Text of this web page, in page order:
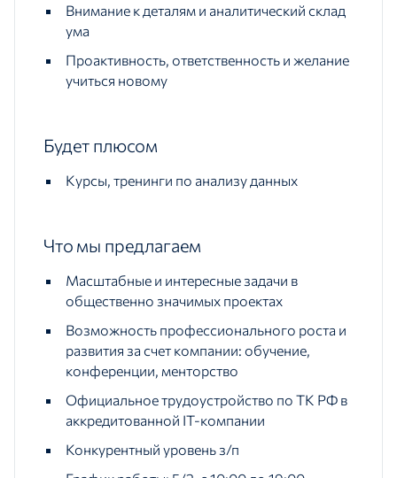
Внимание к деталям и аналитический склад
ума
Проактивность, ответственность и желание
учиться новому
Будет плюсом
Курсы, тренинги по анализу данных
Что мы предлагаем
Масштабные и интересные задачи в
общественно значимых проектах
Возможность профессионального роста и
развития за счет компании: обучение,
конференции, менторство
Официальное трудоустройство по ТК РФ в
аккредитованной IT-компании
Конкурентный уровень з/п